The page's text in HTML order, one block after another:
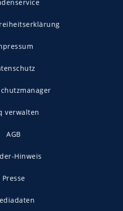
verwalten
AGB
Hinweis
Presse